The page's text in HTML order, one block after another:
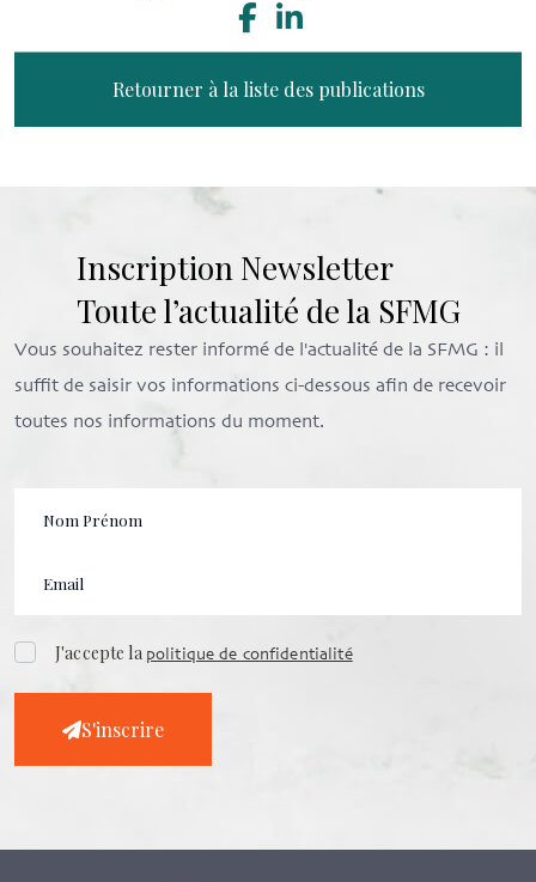
Retourner à la liste des publications
Inscription Newsletter
Toute l’actualité de la SFMG
Vous souhaitez rester informé de l'actualité de la SFMG : il
suffit de saisir vos informations ci-dessous afin de recevoir
toutes nos informations du moment.
J'accepte lapolitique de confidentialité
S'inscrire